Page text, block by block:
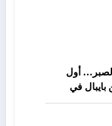
الصبر… أول
في